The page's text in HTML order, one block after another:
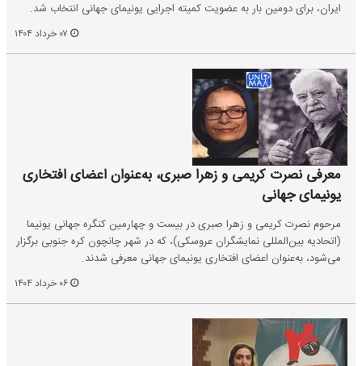
ایران، برای دومین بار به عضویت کمیته اجرایی یونیمای جهانی انتخاب شد.
معرفی نصرت کریمی و زهرا صبری، به‌عنوان اعضای افتخاری
یونیمای جهانی
مرحوم نصرت کریمی و زهرا صبری در بیست‌ و چهارمین کنگره جهانی یونیما
(اتحادیه بین‌المللی نمایشگران عروسکی)، که در شهر چانچون کره جنوبی برگزار
می‌شود، به‌عنوان اعضای افتخاری یونیمای جهانی معرفی شدند.